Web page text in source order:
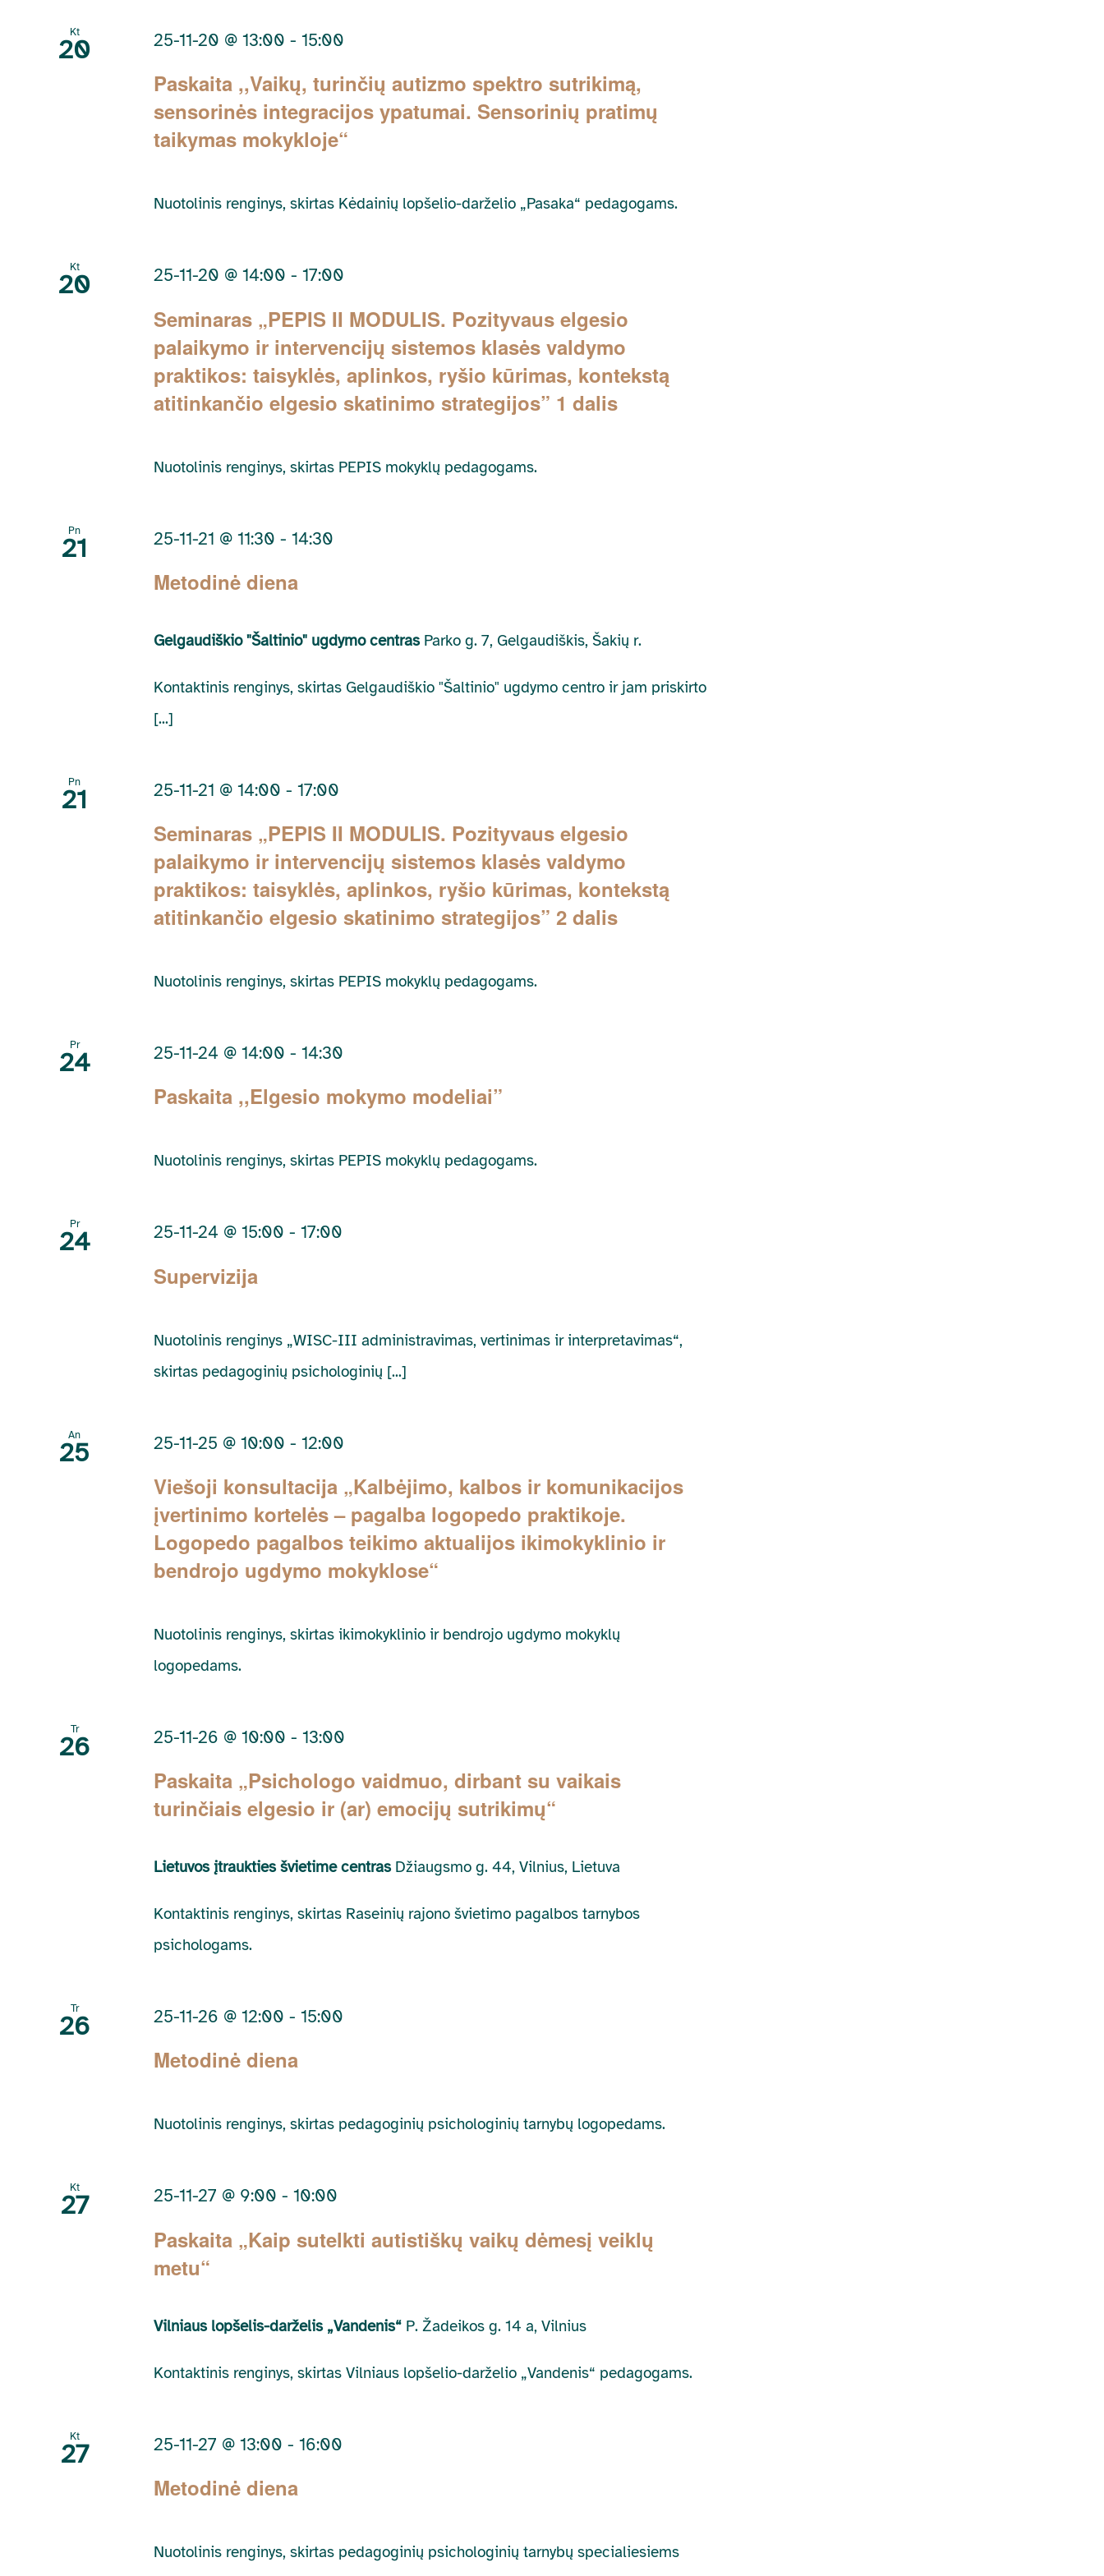
Keyword.
Kt
20
Paskaita ,,Vaikų, turinčių autizmo spektro sutrikimą,
sensorinės integracijos ypatumai. Sensorinių pratimų
taikymas mokykloje“
25-11-20 @ 13:00 -15:00
Nuotolinis renginys, skirtas Kėdainių lopšelio-darželio „Pasaka“ pedagogams.
Kt
20
Seminaras „PEPIS II MODULIS. Pozityvaus elgesio
palaikymo ir intervencijų sistemos klasės valdymo
praktikos: taisyklės, aplinkos, ryšio kūrimas, kontekstą
atitinkančio elgesio skatinimo strategijos” 1 dalis
25-11-20 @ 14:00 -17:00
Nuotolinis renginys, skirtas PEPIS mokyklų pedagogams.
Pn
21
Metodinė diena
25-11-21 @ 11:30 -14:30
Gelgaudiškio "Šaltinio" ugdymo centras Parko g. 7, Gelgaudiškis, Šakių r.
Kontaktinis renginys, skirtas Gelgaudiškio "Šaltinio" ugdymo centro ir jam priskirto
[...]
Pn
21
Seminaras „PEPIS II MODULIS. Pozityvaus elgesio
palaikymo ir intervencijų sistemos klasės valdymo
praktikos: taisyklės, aplinkos, ryšio kūrimas, kontekstą
atitinkančio elgesio skatinimo strategijos” 2 dalis
25-11-21 @ 14:00 -17:00
Nuotolinis renginys, skirtas PEPIS mokyklų pedagogams.
Pr
24
Paskaita ,,Elgesio mokymo modeliai”
25-11-24 @ 14:00 -14:30
Nuotolinis renginys, skirtas PEPIS mokyklų pedagogams.
Pr
24
Supervizija
25-11-24 @ 15:00 -17:00
Nuotolinis renginys „WISC-III administravimas, vertinimas ir interpretavimas“,
skirtas pedagoginių psichologinių [...]
An
25
Viešoji konsultacija „Kalbėjimo, kalbos ir komunikacijos
įvertinimo kortelės – pagalba logopedo praktikoje.
Logopedo pagalbos teikimo aktualijos ikimokyklinio ir
bendrojo ugdymo mokyklose“
25-11-25 @ 10:00 -12:00
Nuotolinis renginys, skirtas ikimokyklinio ir bendrojo ugdymo mokyklų
logopedams.
Tr
26
Paskaita „Psichologo vaidmuo, dirbant su vaikais
turinčiais elgesio ir (ar) emocijų sutrikimų“
25-11-26 @ 10:00 -13:00
Lietuvos įtraukties švietime centras Džiaugsmo g. 44, Vilnius, Lietuva
Kontaktinis renginys, skirtas Raseinių rajono švietimo pagalbos tarnybos
psichologams.
Tr
26
Metodinė diena
25-11-26 @ 12:00 -15:00
Nuotolinis renginys, skirtas pedagoginių psichologinių tarnybų logopedams.
Kt
27
Paskaita „Kaip sutelkti autistiškų vaikų dėmesį veiklų
metu“
25-11-27 @ 9:00 -10:00
Vilniaus lopšelis-darželis „Vandenis“ P. Žadeikos g. 14 a, Vilnius
Kontaktinis renginys, skirtas Vilniaus lopšelio-darželio „Vandenis“ pedagogams.
Kt
27
Metodinė diena
25-11-27 @ 13:00 -16:00
Nuotolinis renginys, skirtas pedagoginių psichologinių tarnybų specialiesiems